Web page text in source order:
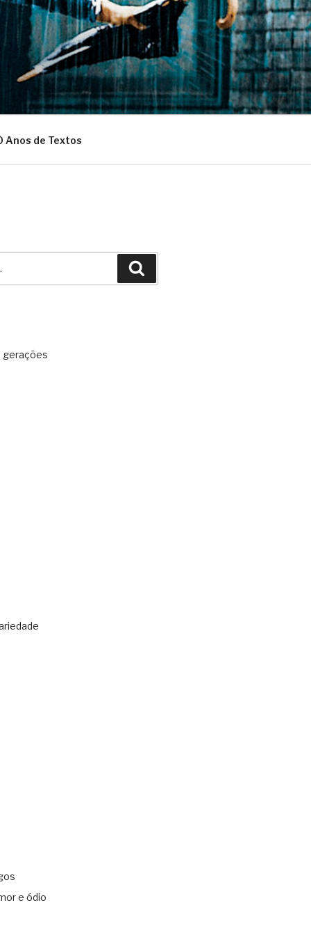
Anos de Textos
gerações
e ódio